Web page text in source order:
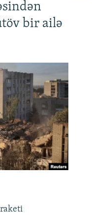
bir ailə